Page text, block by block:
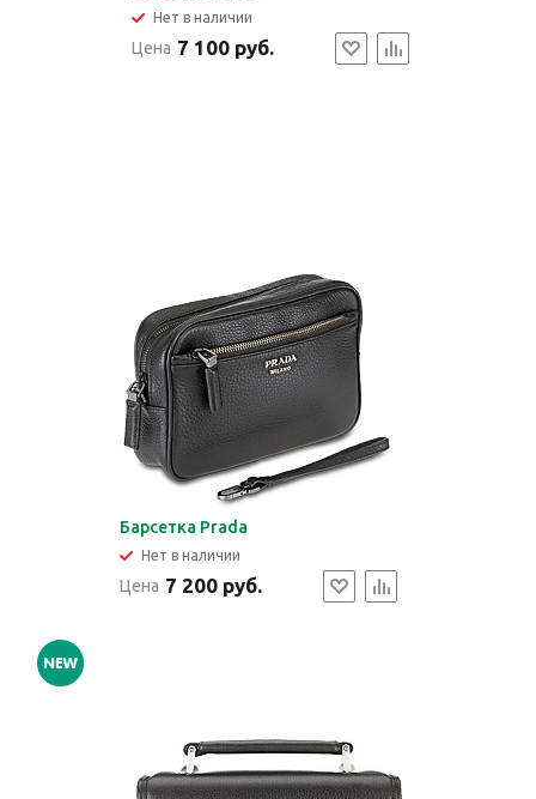
Нет в наличии
Цена 7 100 руб.
Барсетка Prada
Нет в наличии
Цена 7 200 руб.